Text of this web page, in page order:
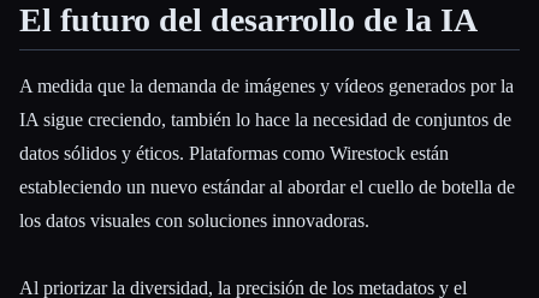
El futuro del desarrollo de la IA
A medida que la demanda de imágenes y vídeos generados por la
IA sigue creciendo, también lo hace la necesidad de conjuntos de
datos sólidos y éticos. Plataformas como Wirestock están
estableciendo un nuevo estándar al abordar el cuello de botella de
los datos visuales con soluciones innovadoras.
Al priorizar la diversidad, la precisión de los metadatos y el